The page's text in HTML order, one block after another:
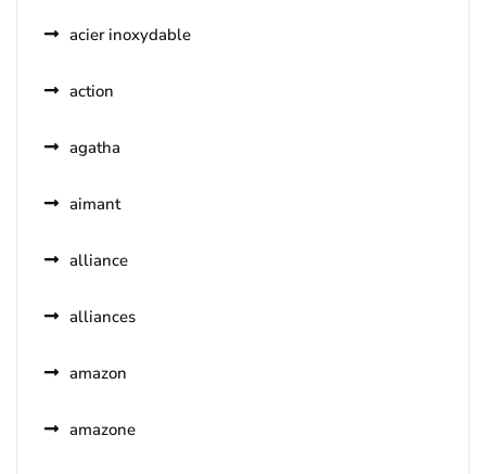
acier inoxydable
action
agatha
aimant
alliance
alliances
amazon
amazone